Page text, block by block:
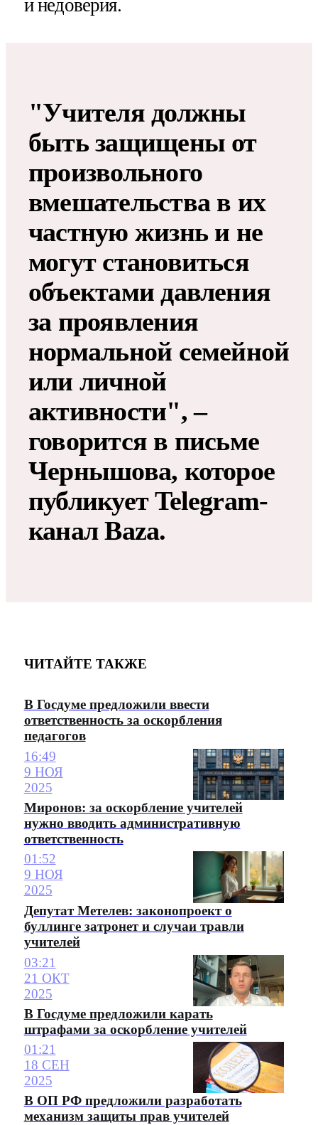
и недоверия.
"Учителя должны
быть защищены от
произвольного
вмешательства в их
частную жизнь и не
могут становиться
объектами давления
за проявления
нормальной семейной
или личной
активности", –
говорится в письме
Чернышова, которое
публикует Telegram-
канал Baza.
ЧИТАЙТЕ ТАКЖЕ
В Госдуме предложили ввести
ответственность за оскорбления
педагогов
16:49
9 НОЯ
2025
Миронов: за оскорбление учителей
нужно вводить административную
ответственность
01:52
9 НОЯ
2025
Депутат Метелев: законопроект о
буллинге затронет и случаи травли
учителей
03:21
21 ОКТ
2025
В Госдуме предложили карать
штрафами за оскорбление учителей
01:21
18 СЕН
2025
В ОП РФ предложили разработать
механизм защиты прав учителей